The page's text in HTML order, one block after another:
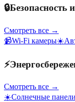
🔒Безопасность
Смотреть все →
📹Wi-Fi камеры☀️
⚡
Смотреть все →
☀️Солнечные панели